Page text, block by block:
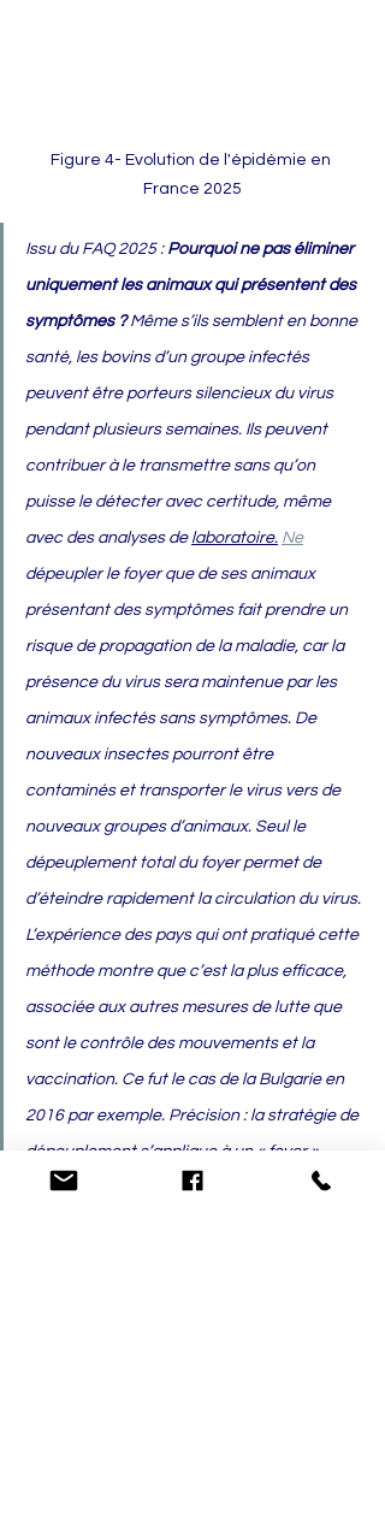
Figure 4- Evolution de l'épidémie en
France 2025
Issu du FAQ 2025 : Pourquoi ne pas éliminer
uniquement les animaux qui présentent des
symptômes ? Même s’ils semblent en bonne
santé, les bovins d’un groupe infectés
peuvent être porteurs silencieux du virus
pendant plusieurs semaines. Ils peuvent
contribuer à le transmettre sans qu’on
puisse le détecter avec certitude, même
avec des analyses de laboratoire. Ne
dépeupler le foyer que de ses animaux
présentant des symptômes fait prendre un
risque de propagation de la maladie, car la
présence du virus sera maintenue par les
animaux infectés sans symptômes. De
nouveaux insectes pourront être
contaminés et transporter le virus vers de
nouveaux groupes d’animaux. Seul le
dépeuplement total du foyer permet de
d’éteindre rapidement la circulation du virus.
L’expérience des pays qui ont pratiqué cette
méthode montre que c’est la plus efficace,
associée aux autres mesures de lutte que
sont le contrôle des mouvements et la
vaccination. Ce fut le cas de la Bulgarie en
2016 par exemple. Précision : la stratégie de
dépeuplement s’applique à un « foyer »
(c’est-à-dire une unité épidémiologique), et